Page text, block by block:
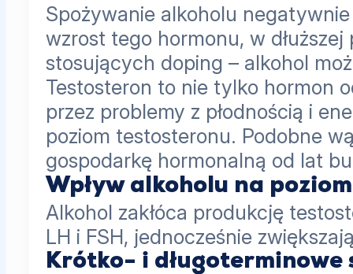
Spożywanie alkoholu
wzrost tego hormonu, w
stosujących doping – alkohol
Testosteron to nie tylko hormon
przez problemy z płodnością i
poziom testosteronu. Podobne
gospodarkę hormonalną od lat
Wpływ alkoholu na
Alkohol zakłóca produkcję
LH i FSH, jednocześnie
Krótko- i długoterminowe